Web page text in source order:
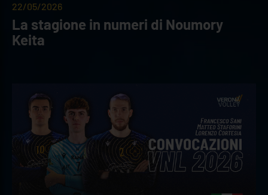
22/05/2026
La stagione in numeri di Noumory
Keita